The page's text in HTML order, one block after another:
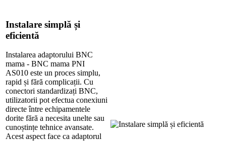
Instalare simplă și
eficientă
Instalarea adaptorului BNC
mama - BNC mama PNI
AS010 este un proces simplu,
rapid și fără complicații. Cu
conectori standardizați BNC,
utilizatorii pot efectua conexiuni
directe între echipamentele
dorite fără a necesita unelte sau
cunoștințe tehnice avansate.
Acest aspect face ca adaptorul